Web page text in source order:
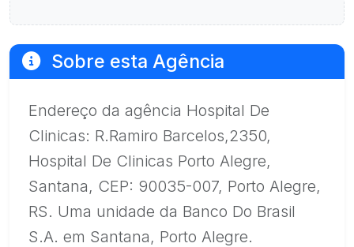
Sobre esta Agência
Endereço da agência Hospital De
Clinicas: R.Ramiro Barcelos,2350,
Hospital De Clinicas Porto Alegre,
Santana, CEP: 90035-007, Porto Alegre,
RS. Uma unidade da Banco Do Brasil
S.A. em Santana, Porto Alegre.